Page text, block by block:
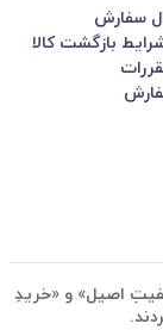
سفارش
بازگشت کالا
اصیل» و «خریدِ